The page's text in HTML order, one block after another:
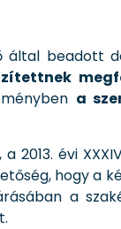
beadott
a
, a 2013. évi
hogy a
a